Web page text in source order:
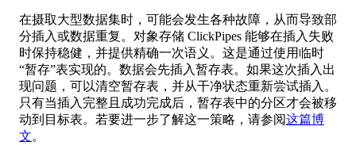
在摄取大型数据集时，可能会发生各种故障，从而导致部
分插入或数据重复。对象存储 ClickPipes 能够在插入失败
时保持稳健，并提供精确一次语义。这是通过使用临时
“暂存”表实现的。数据会先插入暂存表。如果这次插入出
现问题，可以清空暂存表，并从干净状态重新尝试插入。
只有当插入完整且成功完成后，暂存表中的分区才会被移
动到目标表。若要进一步了解这一策略，请参阅这篇博
文。